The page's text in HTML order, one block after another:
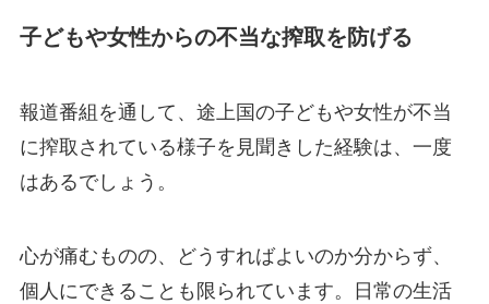
子どもや女性からの不当な搾取を防げる
報道番組を通して、途上国の子どもや女性が不当
に搾取されている様子を見聞きした経験は、一度
はあるでしょう。
心が痛むものの、どうすればよいのか分からず、
個人にできることも限られています。日常の生活